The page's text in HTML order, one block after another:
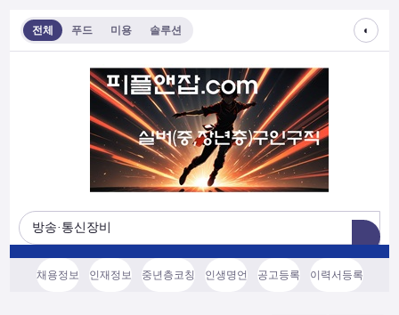
전체 푸드 미용 솔루션 ◐
채용정보 인재정보 중년층코칭 인생명언 공고등록 이력서등록
롱라이프포토
[모집/안내] 스마트폰 하나로 시작하는 …